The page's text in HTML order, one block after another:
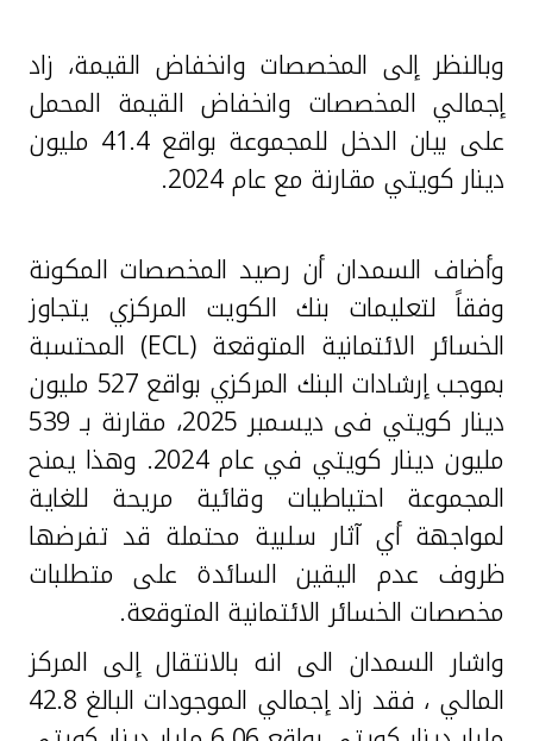
وبالنظر إلى المخصصات وانخفاض القيمة، زاد
إجمالي المخصصات وانخفاض القيمة المحمل
على بيان الدخل للمجموعة بواقع 41.4 مليون
دينار كويتي مقارنة مع عام 2024.
وأضاف السمدان أن رصيد المخصصات المكونة
وفقاً لتعليمات بنك الكويت المركزي يتجاوز
الخسائر الائتمانية المتوقعة(ECL)
المحتسبة
بموجب إرشادات البنك المركزي بواقع 527 مليون
دينار كويتي فى ديسمبر 2025، مقارنة بـ 539
مليون دينار كويتي في عام 2024. وهذا يمنح
المجموعة احتياطيات وقائية مريحة للغاية
لمواجهة أي آثار سلبية محتملة قد تفرضها
ظروف عدم اليقين السائدة على متطلبات
مخصصات الخسائر الائتمانية المتوقعة.
واشار السمدان الى انه بالانتقال إلى المركز
المالي ، فقد زاد إجمالي الموجودات البالغ 42.8